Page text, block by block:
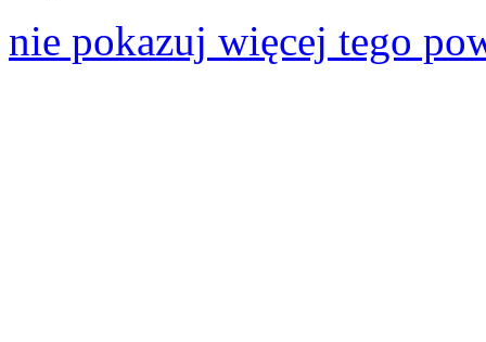
nie pokazuj więcej tego